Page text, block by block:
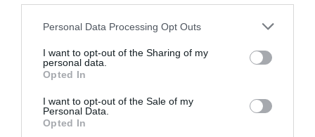
Personal Data Processing Opt Outs
I want to opt-out of the Sharing of my
personal data.
Opted In
I want to opt-out of the Sale of my
Personal Data.
Opted In
moreIată violatorul în serie de la Padova.
Infirmierul român mai făcuse două victime
Următorul articol
Corriere della Sera: Lecții de la un cerșetor
român. Petru Mitrică explică secretele